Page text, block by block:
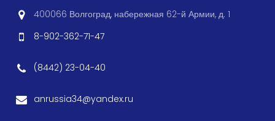
400066 Волгоград, набережная 62-й Армии, д. 1
8-902-362-71-47
(8442) 23-04-40
anrussia34@yandex.ru